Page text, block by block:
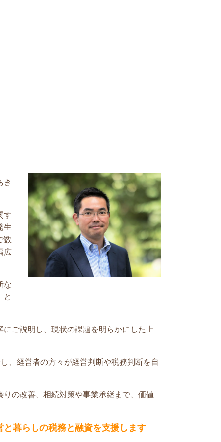
き
す
生
数
広
な
と
ご説明し、現状の課題を明らかにした上
、経営者の方々が経営判断や税務判断を自
の改善、相続対策や事業承継まで、価値
暮らしの税務と融資を支援します